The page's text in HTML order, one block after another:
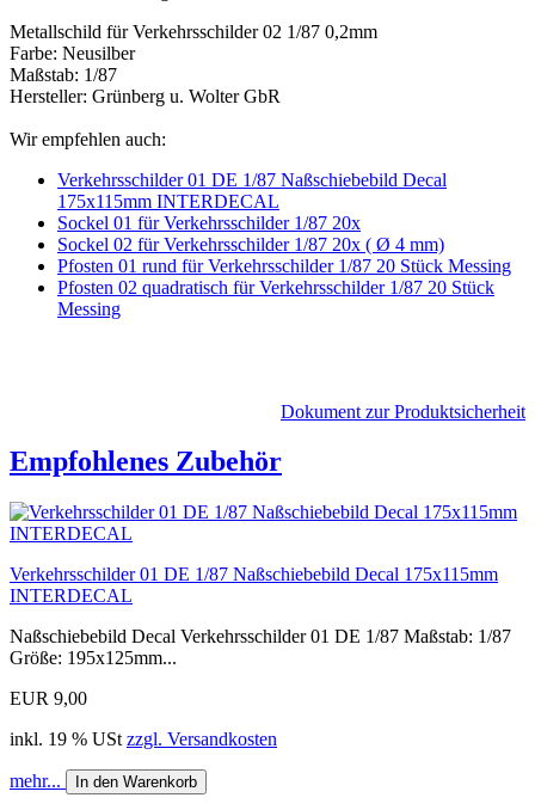
Metallschild für Verkehrsschilder 02 1/87 0,2mm
Farbe: Neusilber
Maßstab: 1/87
Hersteller: Grünberg u. Wolter GbR
Wir empfehlen auch:
Verkehrsschilder 01 DE 1/87 Naßschiebebild Decal
175x115mm INTERDECAL
Sockel 01 für Verkehrsschilder 1/87 20x
Sockel 02 für Verkehrsschilder 1/87 20x ( Ø 4 mm)
Pfosten 01 rund für Verkehrsschilder 1/87 20 Stück Messing
Pfosten 02 quadratisch für Verkehrsschilder 1/87 20 Stück
Messing
Dokument zur Produktsicherheit
Empfohlenes Zubehör
Verkehrsschilder 01 DE 1/87 Naßschiebebild Decal 175x115mm
INTERDECAL
Naßschiebebild Decal Verkehrsschilder 01 DE 1/87 Maßstab: 1/87
Größe: 195x125mm...
EUR 9,00
inkl. 19 % USt zzgl. Versandkosten
mehr... In den Warenkorb